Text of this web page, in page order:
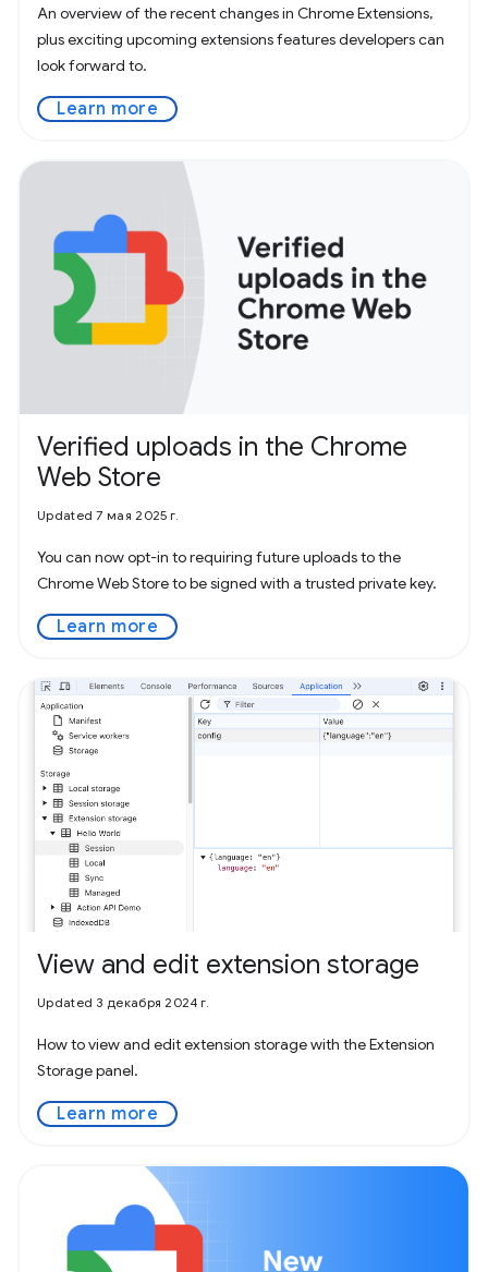
An overview of the recent changes in Chrome Extensions,
plus exciting upcoming extensions features developers can
look forward to.
Learn more
Verified uploads in the Chrome
Web Store
Updated 7 мая 2025 г.
You can now opt-in to requiring future uploads to the
Chrome Web Store to be signed with a trusted private key.
Learn more
View and edit extension storage
Updated 3 декабря 2024 г.
How to view and edit extension storage with the Extension
Storage panel.
Learn more